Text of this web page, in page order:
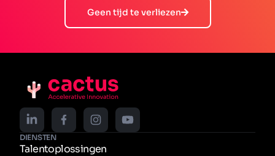
Geen tijd te verliezen
DIENSTEN
Talentoplossingen